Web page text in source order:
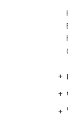
+
+
+